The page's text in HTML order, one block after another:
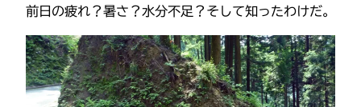
前日の疲れ？暑さ？水分不足？そして知ったわけだ。